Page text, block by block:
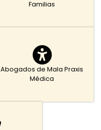
Familias
Abogados de Mala Praxis
Médica